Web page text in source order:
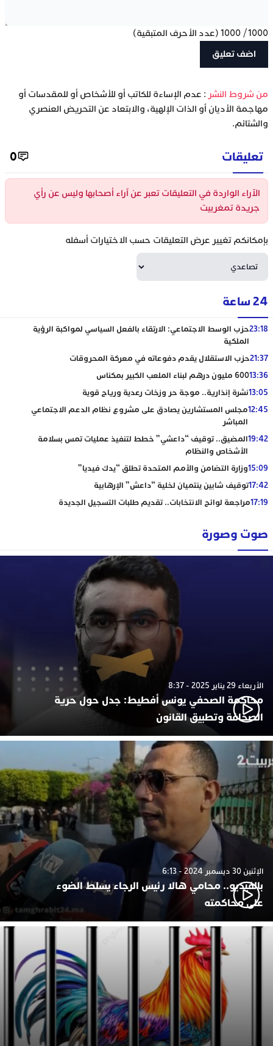
1000
/
1000 (عدد الأحرف المتبقية)
‫من شروط النشر : عدم الإساءة للكاتب أو للأشخاص أو للمقدسات أو
مهاجمة الأديان أو الذات الإلهية، والابتعاد عن التحريض العنصري
والشتائم.
تعليقات 0
الآراء الواردة في التعليقات تعبر عن آراء أصحابها وليس عن رأي
جريدة تمغربيت
بإمكانكم تغيير عرض التعليقات حسب الاختيارات أسفله
24 ساعة
23:18حزب الوسط الاجتماعي: الارتقاء بالفعل السياسي لمواكبة الرؤية
الملكية
21:37حزب الاستقلال يقدم دفوعاته في معركة المحروقات
13:36600 مليون درهم لبناء الملعب الكبير بمكناس
13:05نشرة إنذارية.. موجة حر وزخات رعدية ورياح قوية
12:45مجلس المستشارين يصادق على مشروع نظام الدعم الاجتماعي
المباشر
19:42المضيق.. توقيف “داعشي” خطط لتنفيذ عمليات تمس بسلامة
الأشخاص والنظام
15:09وزارة التضامن والأمم المتحدة تطلق “يدك فيديا”
17:42توقيف شابين ينتميان لخلية “داعش” الإرهابية
17:19مراجعة لوائح الانتخابات.. تقديم طلبات التسجيل الجديدة
صوت وصورة
الأربعاء 29 يناير 2025 - 8:37
محاكمة الصحفي يونس أفطيط: جدل حول حرية
الصحافة وتطبيق القانون
الإثنين 30 ديسمبر 2024 - 6:13
بالفيديو.. محامي هالا رئيس الرجاء يسلط الضوء
على محاكمته